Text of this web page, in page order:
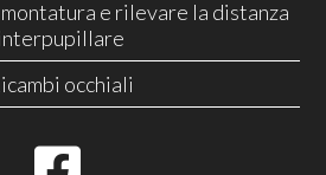
e rilevare la distanza
occhiali